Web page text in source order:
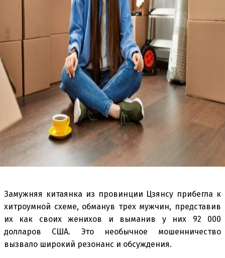
Замужняя китаянка из провинции Цзянсу прибегла к
хитроумной схеме, обманув трех мужчин, представив
их как своих женихов и выманив у них 92 000
долларов США. Это необычное мошенничество
вызвало широкий резонанс и обсуждения.